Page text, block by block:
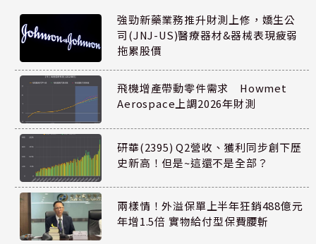
強勁新藥業務推升財測上修，嬌生公
司(JNJ-US)醫療器材&器械表現疲弱
拖累股價
飛機增產帶動零件需求 Howmet
Aerospace上調2026年財測
研華(2395) Q2營收、獲利同步創下歷
史新高！但是~這還不是全部？
兩樣情！外溢保單上半年狂銷488億元
年增1.5倍 實物給付型保費腰斬